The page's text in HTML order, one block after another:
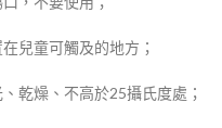
兒童可觸及的地方；
乾燥、不高於25攝氏度處；